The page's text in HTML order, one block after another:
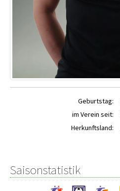
Geburtstag:
im Verein seit:
Herkunftsland:
Saisonstatistik